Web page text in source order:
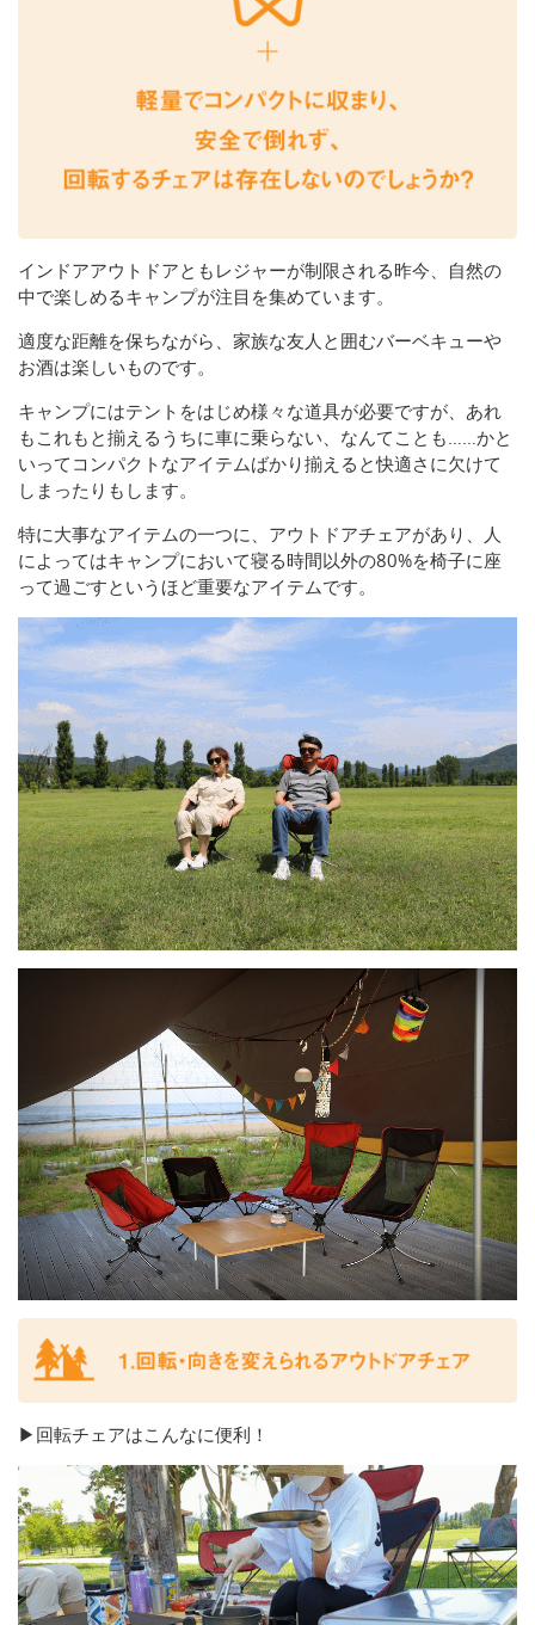
インドアアウトドアともレジャーが制限される昨今、自然の
中で楽しめるキャンプが注目を集めています。
適度な距離を保ちながら、家族な友人と囲むバーベキューや
お酒は楽しいものです。
キャンプにはテントをはじめ様々な道具が必要ですが、あれ
もこれもと揃えるうちに車に乗らない、なんてことも……かと
いってコンパクトなアイテムばかり揃えると快適さに欠けて
しまったりもします。
特に大事なアイテムの一つに、アウトドアチェアがあり、人
によってはキャンプにおいて寝る時間以外の80%を椅子に座
って過ごすというほど重要なアイテムです。
▶回転チェアはこんなに便利！